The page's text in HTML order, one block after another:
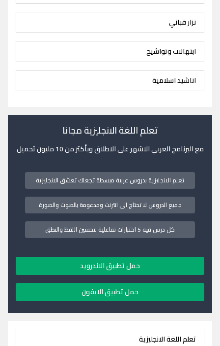
نزار قباني
ابتهالات وتواشيح
اناشيد اسلامية
تعلم اللغة الانجليزية مجانا
مع البرنامج العربي الاشهر على الاطلاق وبأكثر من 10 مليون تحميل
تعلم الانجليزية بدروس عربية مبسطة تجعلك تعشق الانجليزية
جميع الدروس لا تحتاج الى انترنت ومدعومة بالصوت والصورة
كل درس فيه 5 اختبارات تفاعلية لتحسين اللفظ والنطق
حمل تطبيق الاندرويد
حمل تطبيق الايفون
تعلم اللغة الانجليزية